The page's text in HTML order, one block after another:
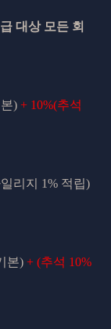
대상 모든 회
) + 10%(추석
리지 1% 적립)
본) + (추석 10%